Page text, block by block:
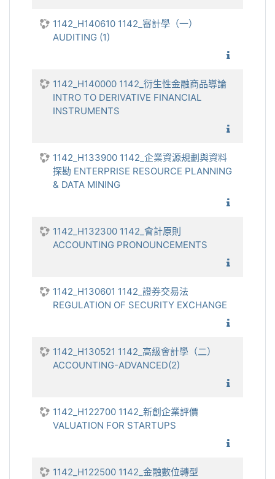
1142_H140610 1142_審計學（一）
AUDITING (1)
1142_H140000 1142_衍生性金融商品導論
INTRO TO DERIVATIVE FINANCIAL
INSTRUMENTS
1142_H133900 1142_企業資源規劃與資料
探勘 ENTERPRISE RESOURCE PLANNING
& DATA MINING
1142_H132300 1142_會計原則
ACCOUNTING PRONOUNCEMENTS
1142_H130601 1142_證券交易法
REGULATION OF SECURITY EXCHANGE
1142_H130521 1142_高級會計學（二）
ACCOUNTING-ADVANCED(2)
1142_H122700 1142_新創企業評價
VALUATION FOR STARTUPS
1142_H122500 1142_金融數位轉型